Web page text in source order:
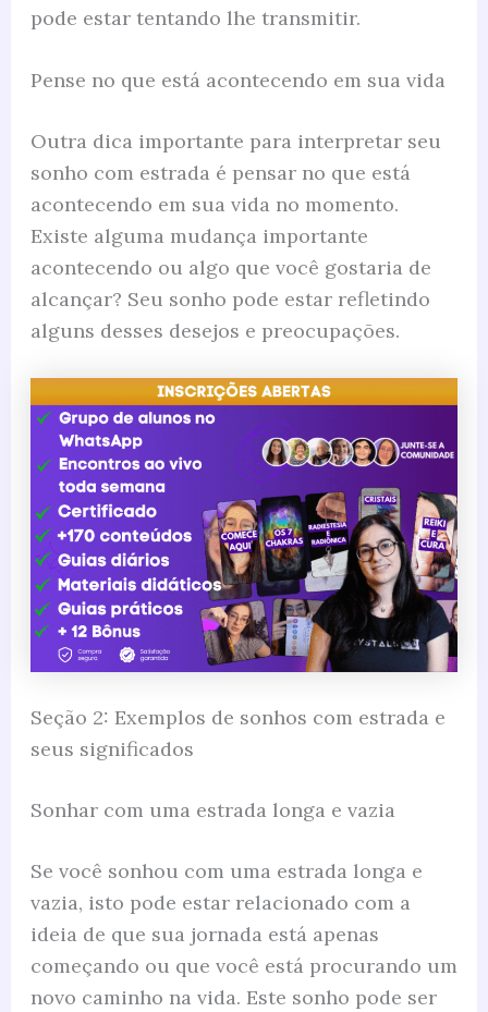
pode estar tentando lhe transmitir.
Pense no que está acontecendo em sua vida
Outra dica importante para interpretar seu
sonho com estrada é pensar no que está
acontecendo em sua vida no momento.
Existe alguma mudança importante
acontecendo ou algo que você gostaria de
alcançar? Seu sonho pode estar refletindo
alguns desses desejos e preocupações.
Seção 2: Exemplos de sonhos com estrada e
seus significados
Sonhar com uma estrada longa e vazia
Se você sonhou com uma estrada longa e
vazia, isto pode estar relacionado com a
ideia de que sua jornada está apenas
começando ou que você está procurando um
novo caminho na vida. Este sonho pode ser